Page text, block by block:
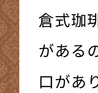
倉式珈
がある
口があ